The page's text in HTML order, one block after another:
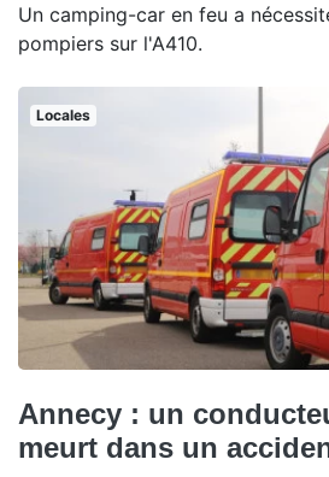
Un camping-car en feu a
pompiers sur l'A410.
Locales
Annecy : un
meurt dans un